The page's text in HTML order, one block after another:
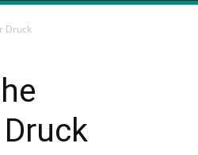
Druck